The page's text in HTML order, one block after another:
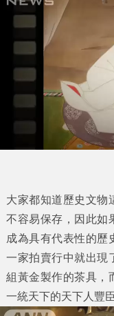
大家都知道歷史文物
不容易保存，因此如
成為具有代表性的歷
一家拍賣行中就出現
組黃金製作的茶具，
一統天下的天下人豐